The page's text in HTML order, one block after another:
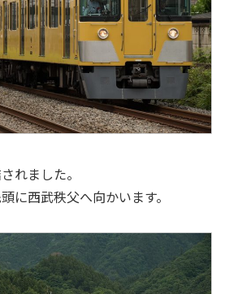
れました。
に西武秩父へ向かいます。